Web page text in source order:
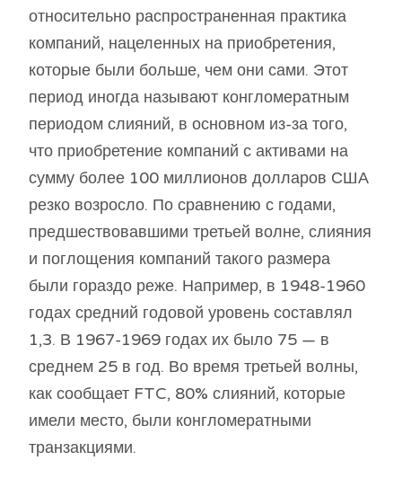
относительно распространенная практика
компаний, нацеленных на приобретения,
которые были больше, чем они сами. Этот
период иногда называют конгломератным
периодом слияний, в основном из-за того,
что приобретение компаний с активами на
сумму более 100 миллионов долларов США
резко возросло. По сравнению с годами,
предшествовавшими третьей волне, слияния
и поглощения компаний такого размера
были гораздо реже. Например, в 1948-1960
годах средний годовой уровень составлял
1,3. В 1967-1969 годах их было 75 — в
среднем 25 в год. Во время третьей волны,
как сообщает FTC, 80% слияний, которые
имели место, были конгломератными
транзакциями.